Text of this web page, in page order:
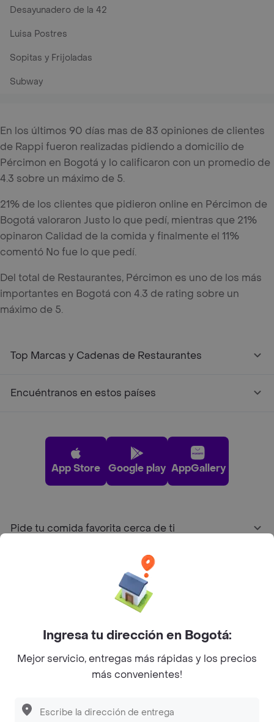
Desayunadero de la 42
Luisa Postres
Sopitas y Frijoladas
Subway
En los últimos 90 días mas de 83 opiniones de clientes
de Rappi fueron realizadas pidiendo a domicilio de
Pércimon en Bogotá y lo calificaron con un promedio de
4.3 sobre un máximo de 5.
21% de los clientes que pidieron online en Pércimon de
Bogotá valoraron Justo lo que pedí, mientras que 21%
opinaron Calidad de la comida y finalmente el 11%
comentó No fue lo que pedí.
Del total de Restaurantes, Pércimon es uno de los más
importantes en Bogotá con 4.3 de rating sobre un
máximo de 5.
Top Marcas y Cadenas de Restaurantes
Encuéntranos en estos países
App Store Google play AppGallery
Pide tu comida favorita cerca de ti
Sobre Rappi
Facebook
Twitter
Instagram
© 2026Rappi Inc. All rights reserved.
Ingresa tu dirección en Bogotá:
Mejor servicio, entregas más rápidas y los precios
más convenientes!